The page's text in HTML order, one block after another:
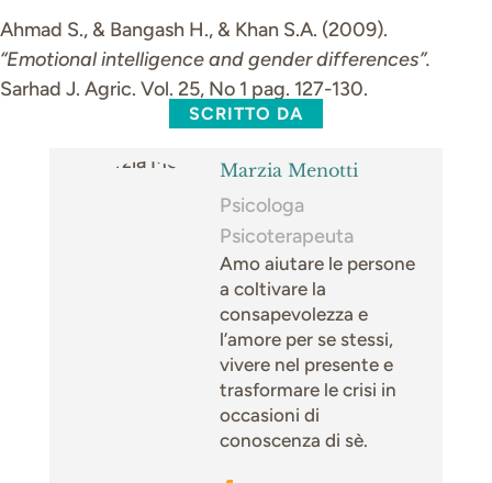
Ahmad S., & Bangash H., & Khan S.A. (2009).
“Emotional intelligence and gender differences”.
Sarhad J. Agric. Vol. 25, No 1 pag. 127-130.
SCRITTO DA
Marzia Menotti
Psicologa
Psicoterapeuta
Amo aiutare le persone
a coltivare la
consapevolezza e
l’amore per se stessi,
vivere nel presente e
trasformare le crisi in
occasioni di
conoscenza di sè.